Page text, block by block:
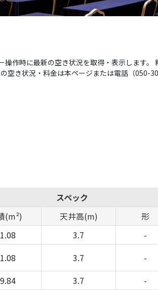
作時に最新の空き状況を取得・表示します。
空き状況・料金は本ページまたは電話（050-
スペック
(m²) 天井高(m) 形
3.7 -
3.7 -
3.7 -